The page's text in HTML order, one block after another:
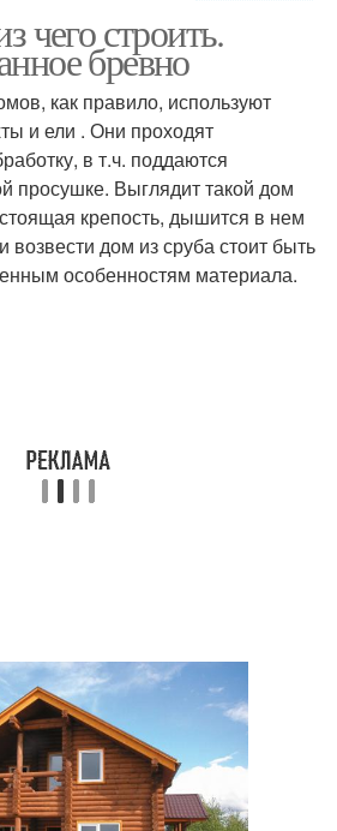
чего строить.
бревно
как правило, используют
и ели . Они проходят
в т.ч. поддаются
просушке. Выглядит такой дом
крепость, дышится в нем
возвести дом из сруба стоит быть
особенностям материала.